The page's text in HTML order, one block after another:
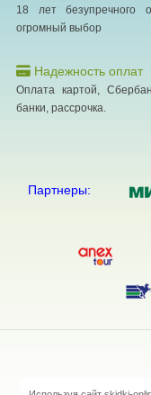
18 лет безупречного
огромный выбор
Надежность оплат
Оплата картой,
банки, рассрочка.
Партнеры: